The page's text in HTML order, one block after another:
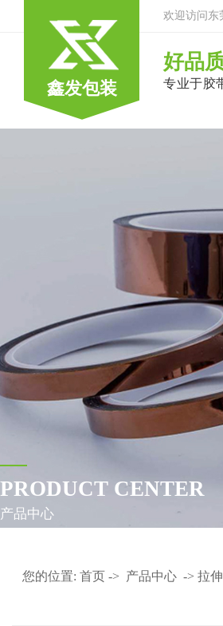
欢迎访问东
鑫发包装
好品
专业于胶
PRODUCT CENTER
产品中心
您的位置: 首页 -> 产品中心 -> 拉